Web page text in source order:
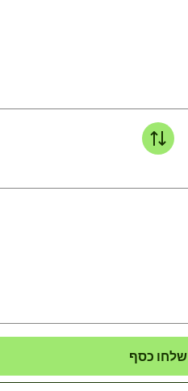
שלחו כסף